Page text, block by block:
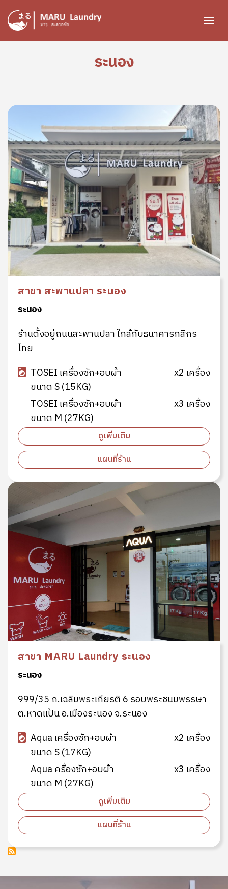
ข้ามไปยังเนื้อหาหลัก
ระนอง
สาขา สะพานปลา ระนอง
ระนอง
ร้านตั้งอยู่ถนนสะพานปลา ใกล้กับธนาคารกสิกร
ไทย
TOSEI เครื่องซัก+อบผ้า
ขนาด S (15KG)
x2 เครื่อง
TOSEI เครื่องซัก+อบผ้า
ขนาด M (27KG)
x3 เครื่อง
ดูเพิ่มเติม
แผนที่ร้าน
สาขา MARU Laundry ระนอง
ระนอง
999/35 ถ.เฉลิมพระเกียรติ 6 รอบพระชนมพรรษา
ต.หาดแป้น อ.เมืองระนอง จ.ระนอง
Aqua เครื่องซัก+อบผ้า
ขนาด S (17KG)
x2 เครื่อง
Aqua ครื่องซัก+อบผ้า
ขนาด M (27KG)
x3 เครื่อง
ดูเพิ่มเติม
แผนที่ร้าน